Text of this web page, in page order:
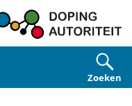
Zoeken